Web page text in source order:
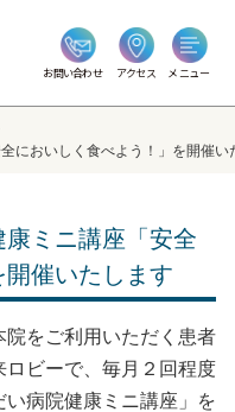
お問い合わせ アクセス メニュー
においしく食べよう！」を開催い
康ミニ講座「安全
催いたします
をご利用いただく患者
ロビーで、毎月２回程度
病院健康ミニ講座」を